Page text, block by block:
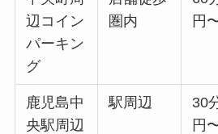
辺コイン
パーキン
グ
圏内
円
鹿児島中
央駅周辺
駅周辺
30
円